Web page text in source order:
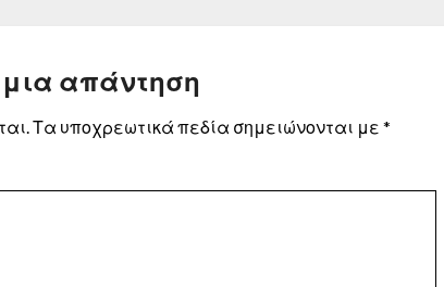
απάντηση
Τα υποχρεωτικά πεδία σημειώνονται με *